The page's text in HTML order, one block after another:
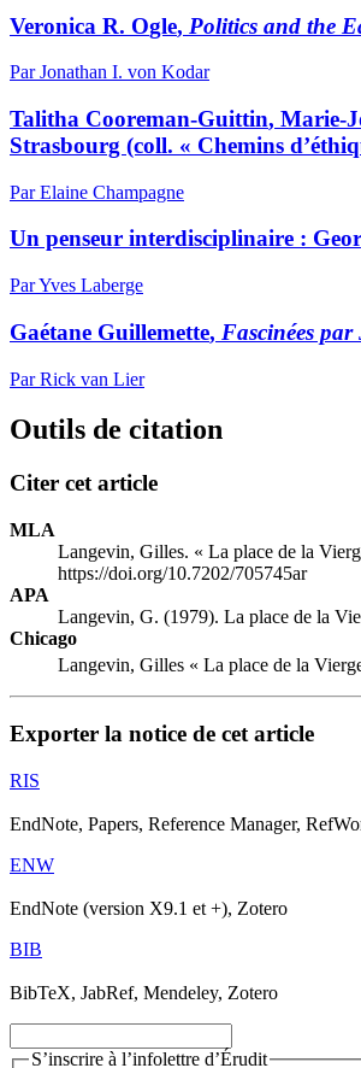
Veronica R. Ogle, Politics and the
Par Jonathan I. von Kodar
Talitha Cooreman-Guittin, Marie-
Strasbourg (coll. « Chemins
Par Elaine Champagne
Un penseur interdisciplinaire :
Par Yves Laberge
Gaétane Guillemette, Fascinées
Par Rick van Lier
Outils de citation
Citer cet article
MLA
Langevin, Gilles. « La place de la
https://doi.org/10.7202/705745ar
APA
Langevin, G. (1979). La place de la
Chicago
Langevin, Gilles « La place de la
Exporter la notice de cet article
RIS
EndNote, Papers, Reference Manager,
ENW
EndNote (version X9.1 et +), Zotero
BIB
BibTeX, JabRef, Mendeley, Zotero
S’inscrire à l’infolettre d’Érudit